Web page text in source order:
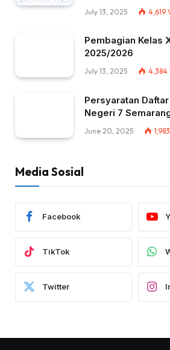
July 13, 2025 4,619
Pembagian Kelas
2025/2026
July 13, 2025 4,384
Persyaratan
Negeri 7
June 20, 2025 1,983
Media Sosial
Facebook
TikTok
Twitter